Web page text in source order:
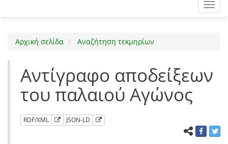
Αρχική σελίδα Αναζήτηση τεκμηρίων
Αντίγραφο αποδείξεων
του παλαιού Αγώνος
RDF/XML JSON-LD